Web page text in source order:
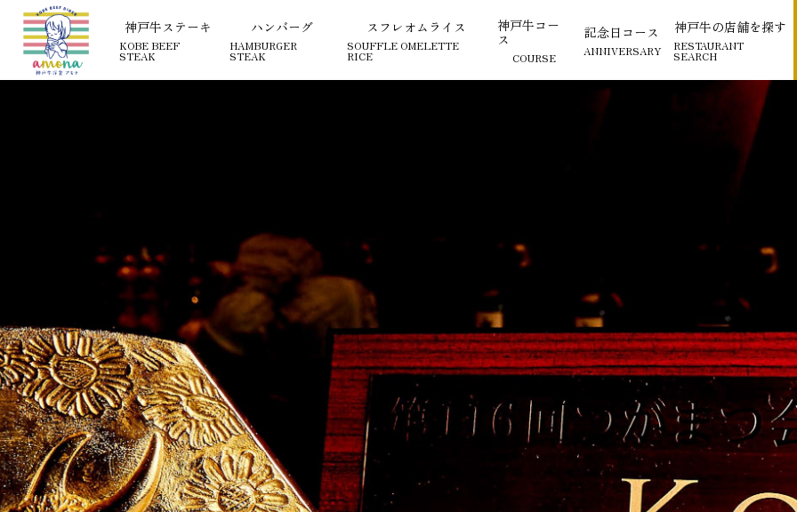
神戸牛ステーキ
KOBE BEEF
STEAK
ハンバーグ
HAMBURGER
STEAK
スフレオムライス
SOUFFLE OMELETTE
RICE
神戸牛コー
ス
COURSE
記念日コース
ANNIVERSARY
神戸牛の店舗を探す
RESTAURANT
SEARCH